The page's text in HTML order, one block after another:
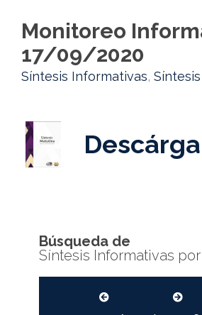
Monitoreo
17/09/2020
Síntesis Informativas,
Búsqueda de
Síntesis Informativas